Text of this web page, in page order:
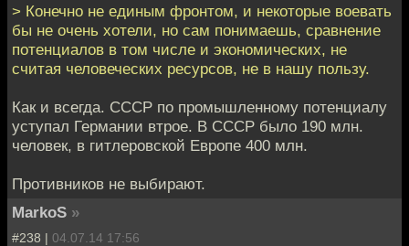
> Конечно не единым фронтом, и некоторые воевать
бы не очень хотели, но сам понимаешь, сравнение
потенциалов в том числе и экономических, не
считая человеческих ресурсов, не в нашу пользу.
Как и всегда. СССР по промышленному потенциалу
уступал Германии втрое. В СССР было 190 млн.
человек, в гитлеровской Европе 400 млн.
Противников не выбирают.
MarkoS »
#238 | 04.07.14 17:56